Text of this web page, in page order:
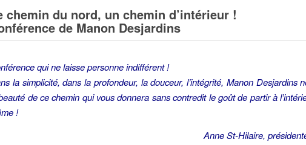
chemin du nord, un chemin d’intérieur !
de Manon Desjardins
qui ne laisse personne indifférent !
la simplicité, dans la profondeur, la douceur, l’intégrité, Manon Desjardins
de ce chemin qui vous donnera sans contredit le goût de partir à
!
Anne St-Hilaire,